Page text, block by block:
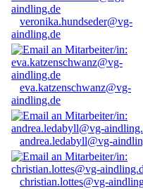
veronika.hundseder@vg-
aindling.de
eva.katzenschwanz@vg-
aindling.de
andrea.ledabyll@vg-
christian.lottes@vg-